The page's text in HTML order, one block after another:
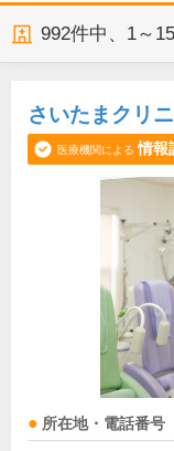
992件中、 1～
さいたまクリ
医療機関による 情報
所在地・電話番号